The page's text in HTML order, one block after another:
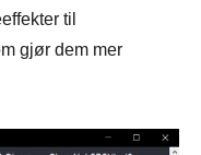
til
gjør dem mer